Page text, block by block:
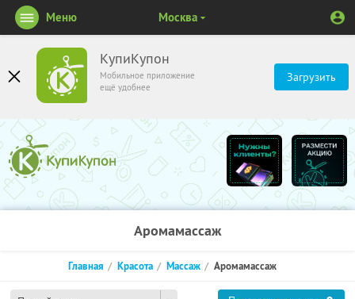
КупиКупон
Мобильное приложение
ещё удобнее
Загрузить
Меню Москва
Аромамассаж
Главная Красота Массаж Аромамассаж